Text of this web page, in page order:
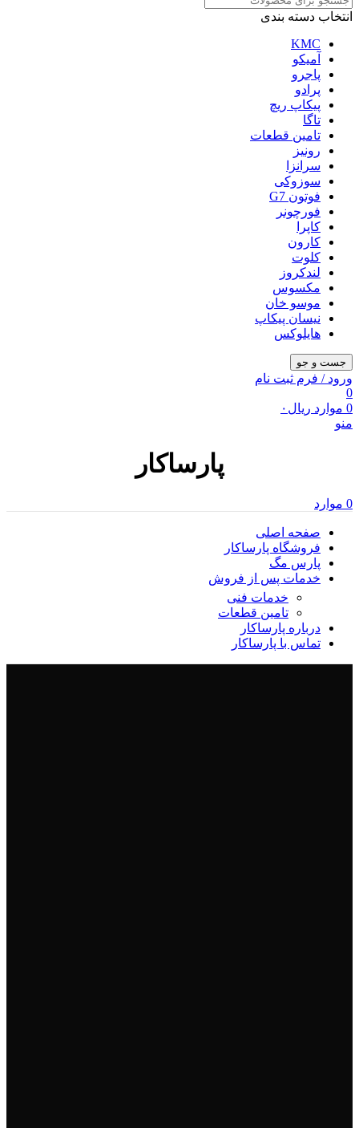
انتخاب دسته بندی
KMC
آمیکو
پاجرو
پرادو
پیکاپ ریچ
تاگا
تامین قطعات
رونیز
سرانزا
سوزوکی
فوتون G7
فورچونر
کاپرا
کارون
کلوت
لندکروز
مکسوس
موسو خان
نیسان پیکاپ
هایلوکس
جست و جو
ورود / فرم ثبت نام
0
0 موارد ریال ۰
منو
پارساکار
0 موارد
صفحه اصلی
فروشگاه پارساکار
پارس مگ
خدمات پس از فروش
خدمات فنی
تامین قطعات
درباره پارساکار
تماس با پارساکار